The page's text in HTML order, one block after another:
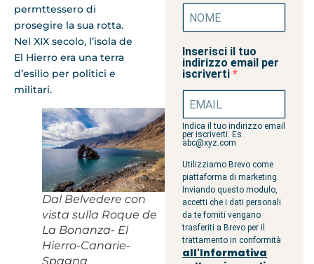
permttessero di
prosegire la sua rotta.
Nel XIX secolo, l’isola de
El Hierro era una terra
d’esilio per politici e
militari.
Dal Belvedere con
vista sulla Roque de
La Bonanza- El
Hierro-Canarie-
Spagna
Inserisci il tuo
indirizzo email per
iscriverti
Indica il tuo indirizzo email
per iscriverti. Es.
abc@xyz.com
Utilizziamo Brevo come
piattaforma di marketing.
Inviando questo modulo,
accetti che i dati personali
da te forniti vengano
trasferiti a Brevo per il
trattamento in conformità
all'Informativa